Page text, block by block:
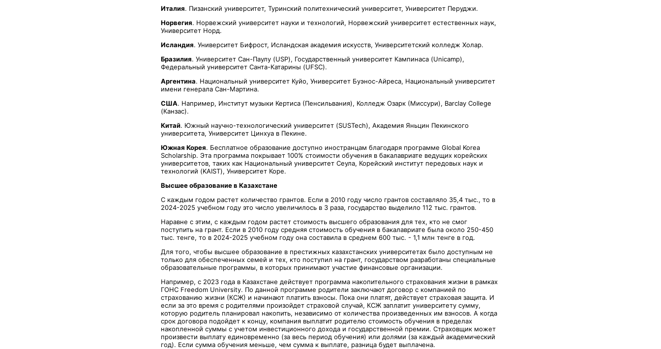
Италия. Пизанский университет, Туринский политехнический университет, Университет Перуджи.
Норвегия. Норвежский университет науки и технологий, Норвежский университет естественных наук,
Университет Норд.
Исландия. Университет Бифрост, Исландская академия искусств, Университетский колледж Холар.
Бразилия. Университет Сан-Паулу (USP), Государственный университет Кампинаса (Unicamp),
Федеральный университет Санта-Катарины (UFSC).
Аргентина. Национальный университет Куйо, Университет Буэнос-Айреса, Национальный университет
имени генерала Сан-Мартина.
США. Например, Институт музыки Кертиса (Пенсильвания), Колледж Озарк (Миссури), Barclay College
(Канзас).
Китай. Южный научно-технологический университет (SUSTech), Академия Яньцин Пекинского
университета, Университет Цинхуа в Пекине.
Южная Корея. Бесплатное образование доступно иностранцам благодаря программе Global Korea
Scholarship. Эта программа покрывает 100% стоимости обучения в бакалавриате ведущих корейских
университетов, таких как Национальный университет Сеула, Корейский институт передовых наук и
технологий (KAIST), Университет Коре.
Высшее образование в Казахстане
С каждым годом растет количество грантов. Если в 2010 году число грантов составляло 35,4 тыс., то в
2024-2025 учебном году это число увеличилось в 3 раза, государство выделило 112 тыс. грантов.
Наравне с этим, с каждым годом растет стоимость высшего образования для тех, кто не смог
поступить на грант. Если в 2010 году средняя стоимость обучения в бакалавриате была около 250-450
тыс. тенге, то в 2024-2025 учебном году она составила в среднем 600 тыс. - 1,1 млн тенге в год.
Для того, чтобы высшее образование в престижных казахстанских университетах было доступным не
только для обеспеченных семей и тех, кто поступил на грант, государством разработаны специальные
образовательные программы, в которых принимают участие финансовые организации.
Например, с 2023 года в Казахстане действует программа накопительного страхования жизни в рамках
ГОНС Freedom University. По данной программе родители заключают договор с компанией по
страхованию жизни (КСЖ) и начинают платить взносы. Пока они платят, действует страховая защита. И
если за это время с родителями произойдет страховой случай, КСЖ заплатит университету сумму,
которую родитель планировал накопить, независимо от количества произведенных им взносов. А когда
срок договора подойдет к концу, компания выплатит родителю стоимость обучения в пределах
накопленной суммы с учетом инвестиционного дохода и государственной премии. Страховщик может
произвести выплату единовременно (за весь период обучения) или долями (за каждый академический
год). Если сумма обучения меньше, чем сумма к выплате, разница будет выплачена.